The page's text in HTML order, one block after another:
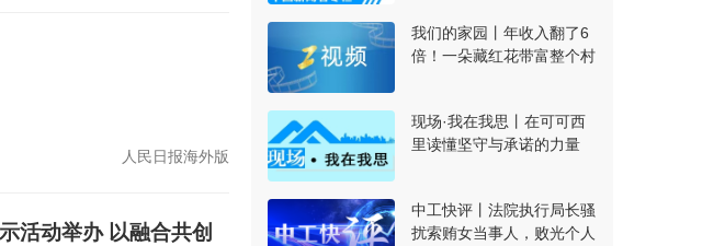
人民日报海外版
活动举办 以融合共创
我们的家园丨年收入翻了6
倍！一朵藏红花带富整个村
现场·我在我思丨在可可西
里读懂坚守与承诺的力量
中工快评丨法院执行局长骚
扰索贿女当事人，败光个人